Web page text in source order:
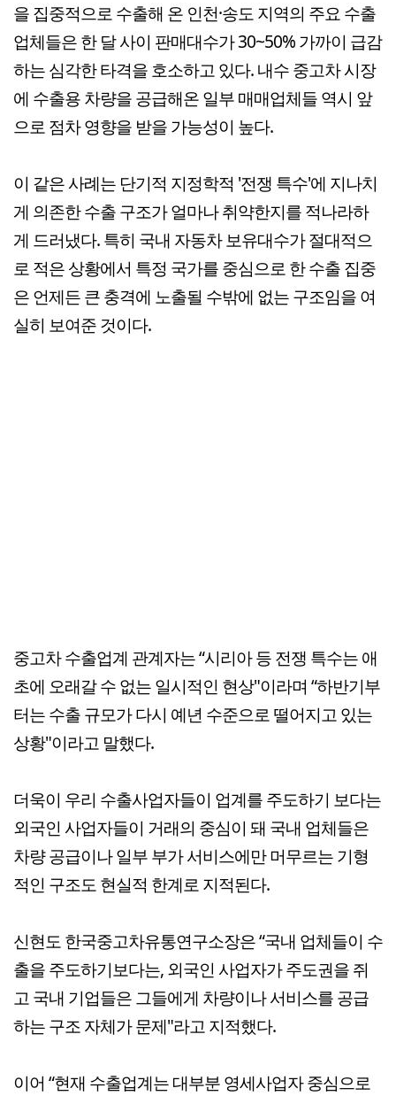
을 집중적으로 수출해 온 인천·송도 지역의 주요 수출
업체들은 한 달 사이 판매대수가 30~50% 가까이 급감
하는 심각한 타격을 호소하고 있다. 내수 중고차 시장
에 수출용 차량을 공급해온 일부 매매업체들 역시 앞
으로 점차 영향을 받을 가능성이 높다.
이 같은 사례는 단기적 지정학적 '전쟁 특수'에 지나치
게 의존한 수출 구조가 얼마나 취약한지를 적나라하
게 드러냈다. 특히 국내 자동차 보유대수가 절대적으
로 적은 상황에서 특정 국가를 중심으로 한 수출 집중
은 언제든 큰 충격에 노출될 수밖에 없는 구조임을 여
실히 보여준 것이다.
중고차 수출업계 관계자는 “시리아 등 전쟁 특수는 애
초에 오래갈 수 없는 일시적인 현상"이라며 “하반기부
터는 수출 규모가 다시 예년 수준으로 떨어지고 있는
상황"이라고 말했다.
더욱이 우리 수출사업자들이 업계를 주도하기 보다는
외국인 사업자들이 거래의 중심이 돼 국내 업체들은
차량 공급이나 일부 부가 서비스에만 머무르는 기형
적인 구조도 현실적 한계로 지적된다.
신현도 한국중고차유통연구소장은 “국내 업체들이 수
출을 주도하기보다는, 외국인 사업자가 주도권을 쥐
고 국내 기업들은 그들에게 차량이나 서비스를 공급
하는 구조 자체가 문제"라고 지적했다.
이어 “현재 수출업계는 대부분 영세사업자 중심으로